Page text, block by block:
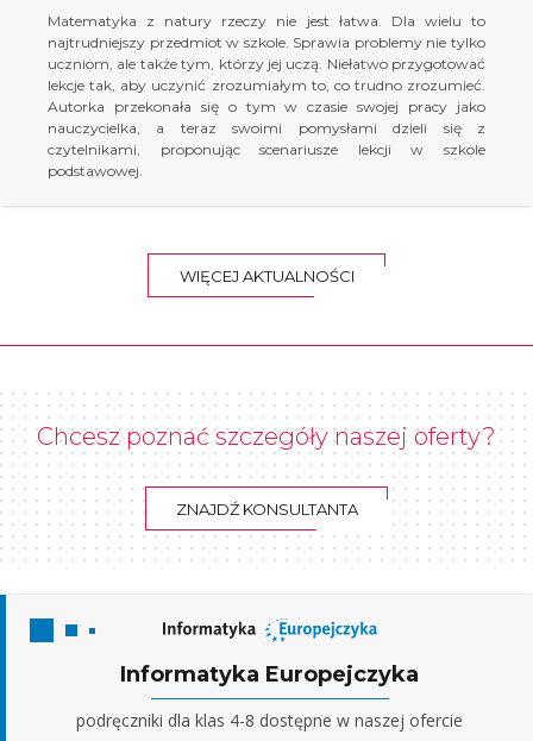
Matematyka z natury rzeczy nie jest łatwa. Dla wielu to
najtrudniejszy przedmiot w szkole. Sprawia problemy nie tylko
uczniom, ale także tym, którzy jej uczą. Niełatwo przygotować
lekcje tak, aby uczynić zrozumiałym to, co trudno zrozumieć.
Autorka przekonała się o tym w czasie swojej pracy jako
nauczycielka, a teraz swoimi pomysłami dzieli się z
czytelnikami, proponując scenariusze lekcji w szkole
podstawowej.
WIĘCEJ AKTUALNOŚCI
Chcesz poznać szczegóły naszej oferty?
ZNAJDŹ KONSULTANTA
Informatyka Europejczyka
podręczniki dla klas 4-8 dostępne w naszej ofercie